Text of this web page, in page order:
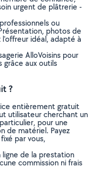
urgent de plâtrerie -
ou
photos de
idéal, adapté à
AlloVoisins pour
grâce aux outils
?
entièrement gratuit
utilisateur cherchant un
pour une
de matériel. Payez
par vous,
ligne de la prestation
commission ni frais